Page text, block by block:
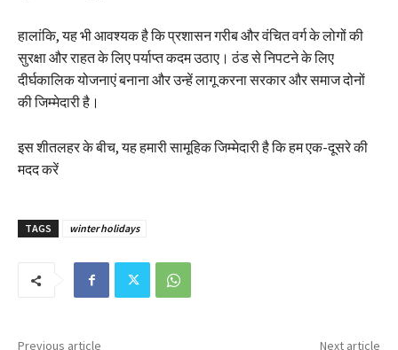
हालांकि, यह भी आवश्यक है कि प्रशासन गरीब और वंचित वर्ग के लोगों की
सुरक्षा और राहत के लिए पर्याप्त कदम उठाए। ठंड से निपटने के लिए
दीर्घकालिक योजनाएं बनाना और उन्हें लागू करना सरकार और समाज दोनों
की जिम्मेदारी है।
इस शीतलहर के बीच, यह हमारी सामूहिक जिम्मेदारी है कि हम एक-दूसरे की
मदद करें
TAGS winter holidays
Previous article Next article